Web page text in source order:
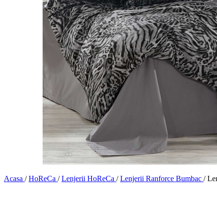
Acasa / HoReCa / Lenjerii HoReCa / Lenjerii Ranforce Bumbac /